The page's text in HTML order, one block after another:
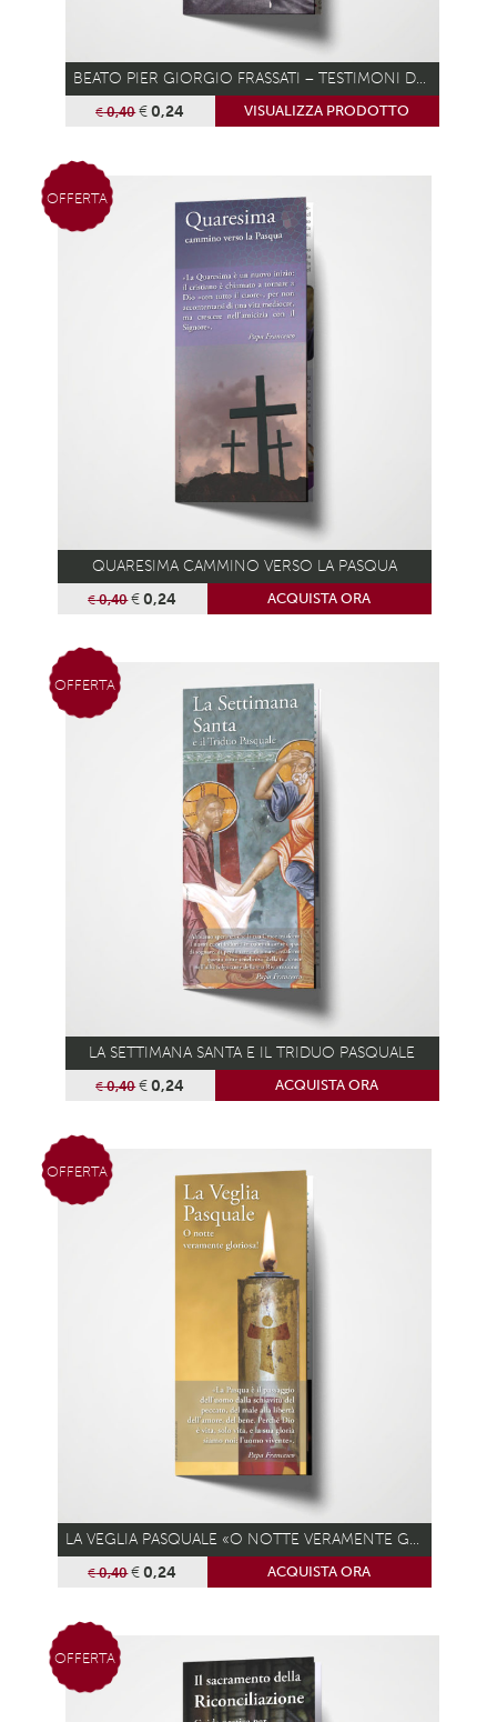
BEATO PIER GIORGIO FRASSATI – TESTIMONI DEL VANGELO
€0,40 €0,24 VISUALIZZA PRODOTTO
OFFERTA
QUARESIMA CAMMINO VERSO LA PASQUA
€0,40 €0,24 ACQUISTA ORA
OFFERTA
LA SETTIMANA SANTA E IL TRIDUO PASQUALE
€0,40 €0,24 ACQUISTA ORA
OFFERTA
LA VEGLIA PASQUALE «O NOTTE VERAMENTE GLORIOSA!»
€0,40 €0,24 ACQUISTA ORA
OFFERTA